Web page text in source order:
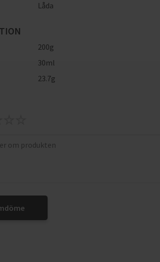
Låda
200g
30ml
23.7g